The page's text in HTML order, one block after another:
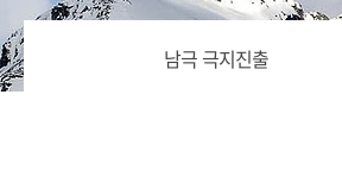
남극 극지진출